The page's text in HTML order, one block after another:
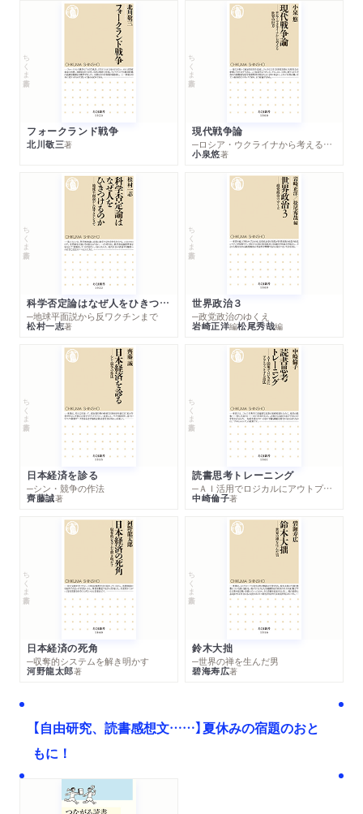
2025/04/17
グローバルネット（25年4月号）で紹介されました。
WEB 2025/04/09
プレジデントオンラインで紹介されました。「日本の"賃金
サイクル"は完全に壊れている…｢企業がケチだから｣では
ない､政府が知らんぷりする｢貧乏の元凶｣」
プレジデントオンラインで紹介されました。「｢物価上昇｣
でも｢コメ不足｣でもない…コンビニ､スーパーで消費者が
払わされている"もっとも無駄なコスト"とは」
2025/04/07
朝日新聞SDGs ACTION!で紹介されました。
WEB2025/04/07
プレジデントオンラインで紹介されました。「コメ不足な
のに｢大量のおにぎり｣をゴミにしている…コンビニ店員が
証言｢468万円分の食品廃棄｣のキツイ現実」
雑誌 2025/03/26
月刊Hanada（2025年5月号）に著者インタビューが掲載されま
した。「食品ロスの真実」
ラジオ2025/03/24
京都リビングエフエムに井出留美さんが出演しました。
ちくま新書
フォークランド戦争
北川敬三著
ちくま新書
現代戦争論
─ロシア・ウクライナから考える世界の行方
小泉悠著
ちくま新書
科学否定論はなぜ人をひきつけるのか
─地球平面説から反ワクチンまで
松村一志著
ちくま新書
世界政治３
─政党政治のゆくえ
岩崎正洋編松尾秀哉編
ちくま新書
日本経済を診る
─シン・競争の作法
齊藤誠著
ちくま新書
読書思考トレーニング
─ＡＩ活用でロジカルにアウトプットする技法
中崎倫子著
ちくま新書
日本経済の死角
─収奪的システムを解き明かす
河野龍太郎著
ちくま新書
鈴木大拙
─世界の禅を生んだ男
碧海寿広著
【自由研究、読書感想文……】夏休みの宿題のおと
もに！